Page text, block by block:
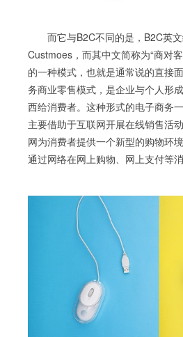
而它与B2C不同的是，B2C英
Custmoes，而其中文简称为“商对
的一种模式，也就是通常说的直接
务商业零售模式，是企业与个人形
西给消费者。这种形式的电子商务
主要借助于互联网开展在线销售活
网为消费者提供一个新型的购物
通过网络在网上购物、网上支付等消